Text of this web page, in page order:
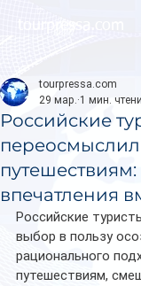
Российские
путешествиям:
впечатления
tourpressa.com
29 мар. 1 мин.
Российские
выбор в пользу
рационального
путешествиям,